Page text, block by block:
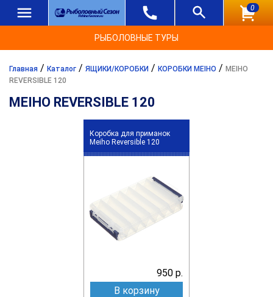
0
РЫБОЛОВНЫЕ ТУРЫ
Главная / Каталог / ЯЩИКИ/КОРОБКИ / КОРОБКИ MEIHO / MEIHO
REVERSIBLE 120
MEIHO REVERSIBLE 120
Коробка для приманок
Meiho Reversible 120
950 р.
В корзину